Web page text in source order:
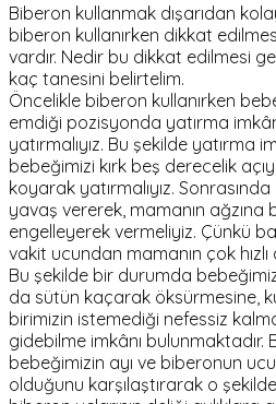
Biberon kullanmak dışarıdan
biberon kullanırken dikkat
vardır. Nedir bu dikkat edilmesi
kaç tanesini belirtelim.
Öncelikle biberon kullanırken
emdiği pozisyonda yatırma
yatırmalıyız. Bu şekilde yatırma
bebeğimizi kırk beş derecelik
koyarak yatırmalıyız.
yavaş vererek, mamanın ağzına
engelleyerek vermeliyiz. Çünkü
vakit ucundan mamanın çok hızlı
Bu şekilde bir durumda
da sütün kaçarak öksürmesine,
birimizin istemediği nefessiz
gidebilme imkânı
bebeğimizin ayı ve biberonun
olduğunu karşılaştırarak o